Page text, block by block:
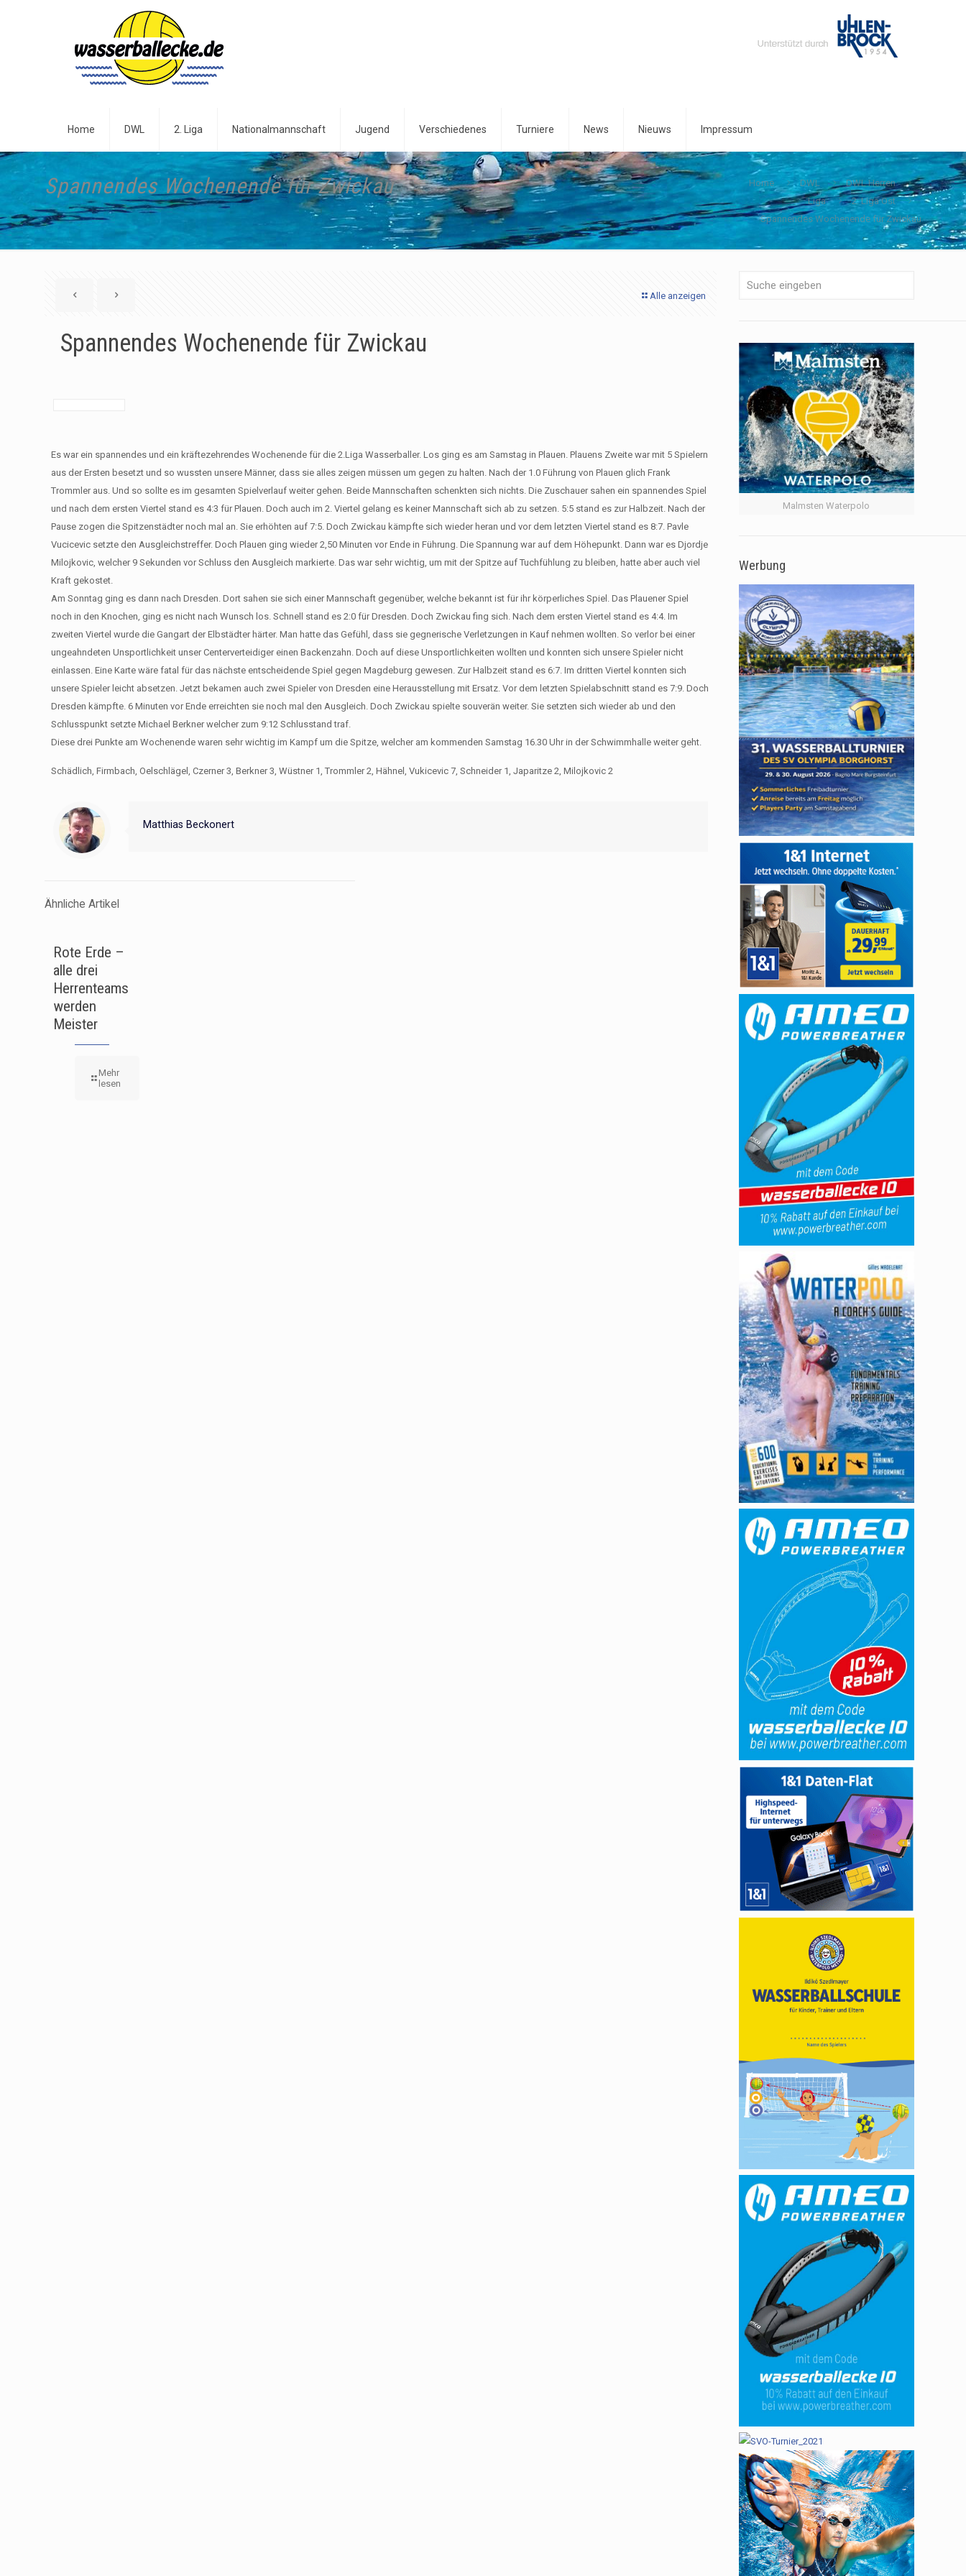
Home DWL 2. Liga Nationalmannschaft Jugend Verschiedenes Turniere News Nieuws Impressum
Spannendes Wochenende für Zwickau Home DWL
DWL Herren
Liga
2. Liga Ost
Spannendes Wochenende für Zwickau
Alle anzeigen
Spannendes Wochenende für Zwickau
Es war ein spannendes und ein kräftezehrendes Wochenende für die 2.Liga Wasserballer. Los ging es am Samstag in Plauen. Plauens Zweite war mit 5 Spielern
aus der Ersten besetzt und so wussten unsere Männer, dass sie alles zeigen müssen um gegen zu halten. Nach der 1.0 Führung von Plauen glich Frank
Trommler aus. Und so sollte es im gesamten Spielverlauf weiter gehen. Beide Mannschaften schenkten sich nichts. Die Zuschauer sahen ein spannendes Spiel
und nach dem ersten Viertel stand es 4:3 für Plauen. Doch auch im 2. Viertel gelang es keiner Mannschaft sich ab zu setzen. 5:5 stand es zur Halbzeit. Nach der
Pause zogen die Spitzenstädter noch mal an. Sie erhöhten auf 7:5. Doch Zwickau kämpfte sich wieder heran und vor dem letzten Viertel stand es 8:7. Pavle
Vucicevic setzte den Ausgleichstreffer. Doch Plauen ging wieder 2,50 Minuten vor Ende in Führung. Die Spannung war auf dem Höhepunkt. Dann war es Djordje
Milojkovic, welcher 9 Sekunden vor Schluss den Ausgleich markierte. Das war sehr wichtig, um mit der Spitze auf Tuchfühlung zu bleiben, hatte aber auch viel
Kraft gekostet.
Am Sonntag ging es dann nach Dresden. Dort sahen sie sich einer Mannschaft gegenüber, welche bekannt ist für ihr körperliches Spiel. Das Plauener Spiel
noch in den Knochen, ging es nicht nach Wunsch los. Schnell stand es 2:0 für Dresden. Doch Zwickau fing sich. Nach dem ersten Viertel stand es 4:4. Im
zweiten Viertel wurde die Gangart der Elbstädter härter. Man hatte das Gefühl, dass sie gegnerische Verletzungen in Kauf nehmen wollten. So verlor bei einer
ungeahndeten Unsportlichkeit unser Centerverteidiger einen Backenzahn. Doch auf diese Unsportlichkeiten wollten und konnten sich unsere Spieler nicht
einlassen. Eine Karte wäre fatal für das nächste entscheidende Spiel gegen Magdeburg gewesen. Zur Halbzeit stand es 6:7. Im dritten Viertel konnten sich
unsere Spieler leicht absetzen. Jetzt bekamen auch zwei Spieler von Dresden eine Herausstellung mit Ersatz. Vor dem letzten Spielabschnitt stand es 7:9. Doch
Dresden kämpfte. 6 Minuten vor Ende erreichten sie noch mal den Ausgleich. Doch Zwickau spielte souverän weiter. Sie setzten sich wieder ab und den
Schlusspunkt setzte Michael Berkner welcher zum 9:12 Schlusstand traf.
Diese drei Punkte am Wochenende waren sehr wichtig im Kampf um die Spitze, welcher am kommenden Samstag 16.30 Uhr in der Schwimmhalle weiter geht.
Schädlich, Firmbach, Oelschlägel, Czerner 3, Berkner 3, Wüstner 1, Trommler 2, Hähnel, Vukicevic 7, Schneider 1, Japaritze 2, Milojkovic 2
Matthias Beckonert
Ähnliche Artikel
Rote Erde –
alle drei
Herrenteams
werden
Meister
Mehr
lesen
Malmsten Waterpolo
Werbung